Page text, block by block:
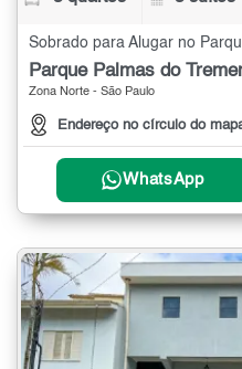
Parque Palmas do
Zona Norte - São Paulo
Endereço no círculo do
WhatsApp